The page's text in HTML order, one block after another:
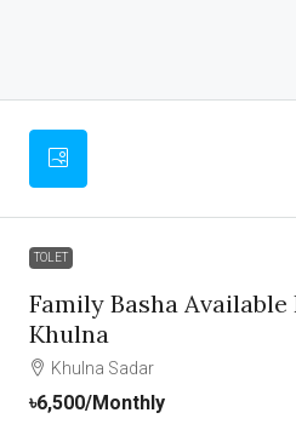
TOLET
Family Basha Available
Khulna
Khulna Sadar
৳6,500/Monthly